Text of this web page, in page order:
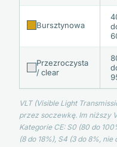
Bursztynowa
Przezroczysta
/ clear
VLT (Visible Light
przez soczewkę. Im niższy
Kategorie CE: S0 (80 do
(8 do 18%), S4 (3 do 8%, nie